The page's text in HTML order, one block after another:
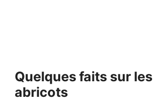
Quelques faits sur les
abricots